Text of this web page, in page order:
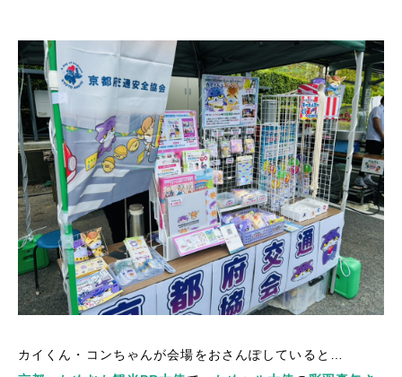
カイくん・コンちゃんが会場をおさんぽしていると…